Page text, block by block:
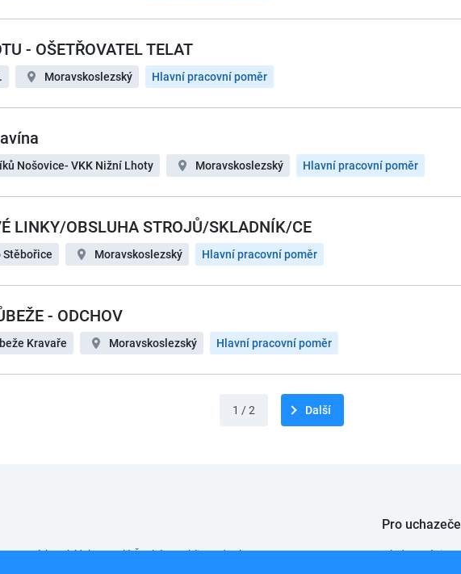
- OŠETŘOVATEL TELAT
Moravskoslezský Hlavní pracovní poměr
Nošovice- VKK Nižní Lhoty Moravskoslezský Hlavní pracovní poměr
LINKY/OBSLUHA STROJŮ/SKLADNÍK/CE
Stěbořice Moravskoslezský Hlavní pracovní poměr
- ODCHOV
Kravaře Moravskoslezský Hlavní pracovní poměr
1 / 2 Další
nabídek po celé České republice od roku 2008.
Pro uchazeče
Hledat práci